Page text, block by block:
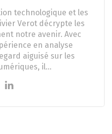
technologique et les
Verot décrypte les
notre avenir. Avec
en analyse
aiguisé sur les
il…